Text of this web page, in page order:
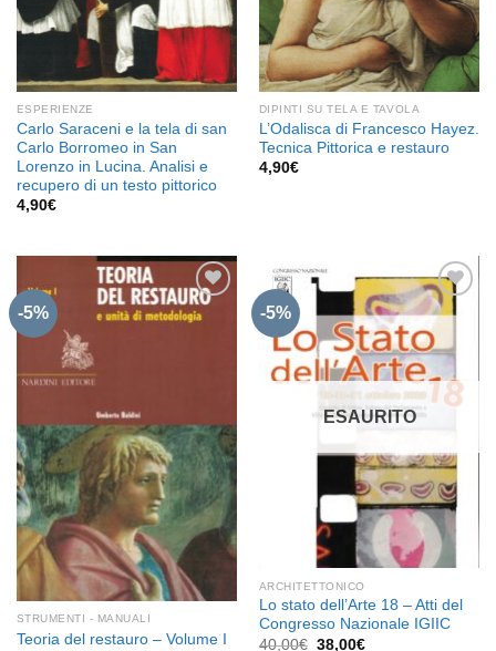
ESPERIENZE
Carlo Saraceni e la tela di san
Carlo Borromeo in San
Lorenzo in Lucina. Analisi e
recupero di un testo pittorico
4,90€
DIPINTI SU TELA E TAVOLA
L’Odalisca di Francesco Hayez.
Tecnica Pittorica e restauro
4,90€
-5%
STRUMENTI - MANUALI
Teoria del restauro – Volume I
-5%
Aggiungi
alla lista
dei
desideri
ESAURITO
ARCHITETTONICO
Lo stato dell’Arte 18 – Atti del
Congresso Nazionale IGIIC
40,00€ Il
38,00€Il